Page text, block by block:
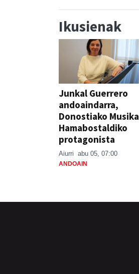
Ikusienak
Junkal Guerrero
andoaindarra,
Donostiako Musika
Hamabostaldiko
protagonista
Aiurri abu 05, 07:00
ANDOAIN